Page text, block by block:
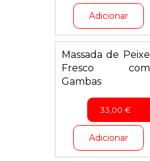
Adicionar
Massada de Peixe
Fresco com
Gambas
33,00 €
Adicionar